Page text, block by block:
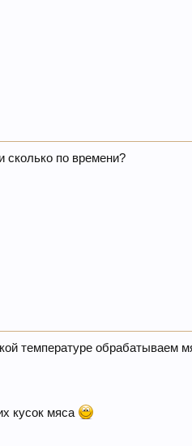
сколько по времени?
температуре обрабатываем
кусок мяса